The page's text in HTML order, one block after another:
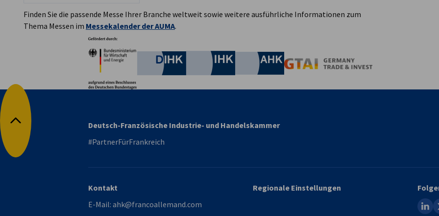
Finden Sie die passende Messe Ihrer Branche weltweit sowie weitere ausführliche Informationen zum
Thema Messen im Messekalender der AUMA.
Deutsche Industrie- und Handelskammer
Industrie- und Handelskammer
AHK.de
Nach oben
Deutsch-Französische Industrie- und Handelskammer
#PartnerFürFrankreich
Kontakt
E-Mail: ahk@francoallemand.com
Regionale Einstellungen